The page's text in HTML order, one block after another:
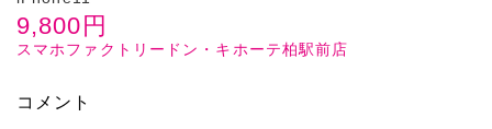
9,800 円
スマホファクトリードン・キホーテ柏駅前店
コメント